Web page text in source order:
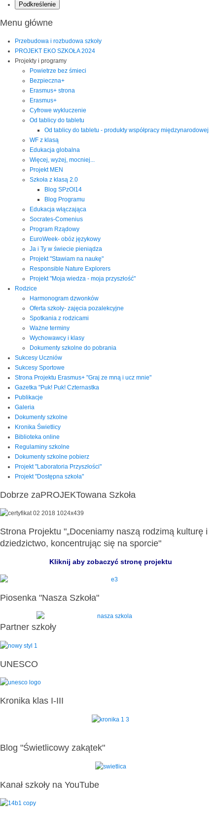
Podkreślenie
Menu główne
Przebudowa i rozbudowa szkoły
PROJEKT EKO SZKOŁA 2024
Projekty i programy
Powietrze bez śmieci
Bezpieczna+
Erasmus+ strona
Erasmus+
Cyfrowe wykluczenie
Od tablicy do tabletu
Od tablicy do tabletu - produkty współpracy międzynarodowej
WF z klasą
Edukacja globalna
Więcej, wyżej, mocniej...
Projekt MEN
Szkoła z klasą 2.0
Blog SPzOI14
Blog Programu
Edukacja włączająca
Socrates-Comenius
Program Rządowy
EuroWeek- obóz językowy
Ja i Ty w świecie pieniądza
Projekt "Stawiam na naukę"
Responsible Nature Explorers
Projekt "Moja wiedza - moja przyszłość"
Rodzice
Harmonogram dzwonków
Oferta szkoły- zajęcia pozalekcyjne
Spotkania z rodzicami
Ważne terminy
Wychowawcy i klasy
Dokumenty szkolne do pobrania
Sukcesy Uczniów
Sukcesy Sportowe
Strona Projektu Erasmus+ "Graj ze mną i ucz mnie"
Gazetka "Puk! Puk! Czternastka
Publikacje
Galeria
Dokumenty szkolne
Kronika Świetlicy
Biblioteka online
Regulaminy szkolne
Dokumenty szkolne pobierz
Projekt "Laboratoria Przyszłości"
Projekt "Dostępna szkoła"
Dobrze zaPROJEKTowana Szkoła
Strona Projektu "„Doceniamy naszą rodzimą kulturę i
dziedzictwo, koncentrując się na sporcie"
Kliknij aby zobaczyć stronę projektu
Piosenka "Nasza Szkoła"
Partner szkoły
UNESCO
Kronika klas I-III
Blog "Świetlicowy zakątek"
Kanał szkoły na YouTube